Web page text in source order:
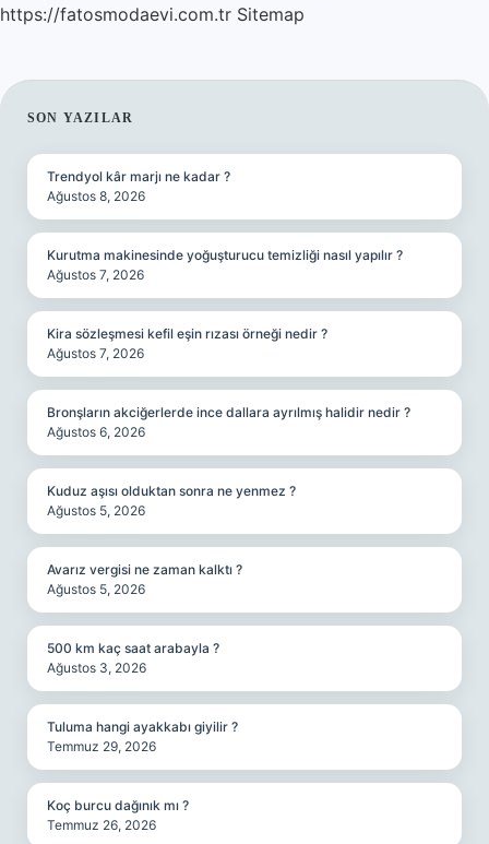
https://fatosmodaevi.com.tr Sitemap
SIDEBAR
SON YAZILAR
Trendyol kâr marjı ne kadar ?
Ağustos 8, 2026
Kurutma makinesinde yoğuşturucu temizliği nasıl yapılır ?
Ağustos 7, 2026
Kira sözleşmesi kefil eşin rızası örneği nedir ?
Ağustos 7, 2026
Bronşların akciğerlerde ince dallara ayrılmış halidir nedir ?
Ağustos 6, 2026
Kuduz aşısı olduktan sonra ne yenmez ?
Ağustos 5, 2026
Avarız vergisi ne zaman kalktı ?
Ağustos 5, 2026
500 km kaç saat arabayla ?
Ağustos 3, 2026
Tuluma hangi ayakkabı giyilir ?
Temmuz 29, 2026
Koç burcu dağınık mı ?
Temmuz 26, 2026